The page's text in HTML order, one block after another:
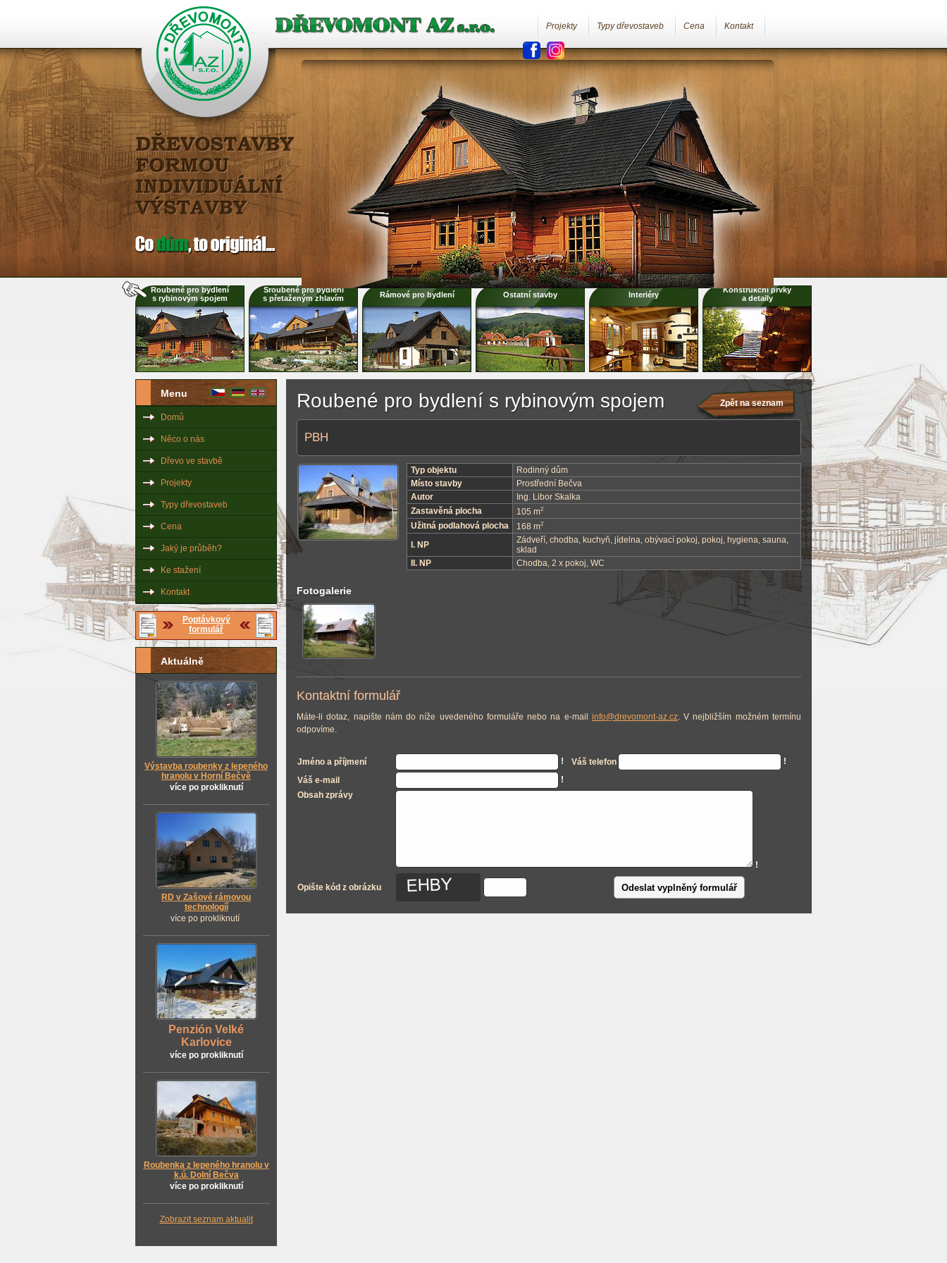
Projekty Typy dřevostaveb Cena Kontakt
Roubené pro bydlení
s rybinovým spojem
Sroubené pro bydlení
s přetaženým zhlavím
Rámové pro bydlení Ostatní stavby Interiéry
Konstrukční prvky
a detaily
Menu
Domů
Něco o nás
Dřevo ve stavbě
Projekty
Typy dřevostaveb
Cena
Jaký je průběh?
Ke stažení
Kontakt
Poptávkový
formulář
Aktuálně
Výstavba roubenky z lepeného
hranolu v Horní Bečvě
více po prokliknutí
RD v Zašové rámovou
technologíí
více po prokliknutí
Penzión Velké
Karlovice
více po prokliknutí
Roubenka z lepeného hranolu v
k.ú. Dolní Bečva
více po prokliknutí
Zobrazit seznam aktualit
Zpět na seznam
Roubené pro bydlení s rybinovým spojem
PBH
Typ objektu
Rodinný dům
Místo stavby
Prostřední Bečva
Autor
Ing. Libor Skalka
Zastavěná plocha
105 m2
Užitná podlahová plocha 168 m2
I. NP
Zádveří, chodba, kuchyň, jídelna, obývací pokoj, pokoj, hygiena, sauna,
sklad
II. NP
Chodba, 2 x pokoj, WC
Fotogalerie
Kontaktní formulář
Máte-li dotaz, napište nám do níže uvedeného formuláře nebo na e-mail info@drevomont-az.cz. V nejbližším možném termínu
odpovíme.
Jméno a příjmení ! Váš telefon
!
Váš e-mail
!
Obsah zprávy
!
Opište kód z obrázku Odeslat vyplněný formulář